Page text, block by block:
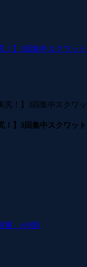
！】3回集中スクワッ
！】3回集中スクワッ
番」が9割